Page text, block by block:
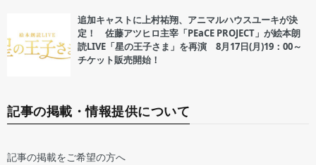
追加キャストに上村祐翔、アニマルハウスユーキが決
定！ 佐藤アツヒロ主宰「PEaCE PROJECT」が絵本朗
読LIVE「星の王子さま」を再演 8月17日(月)19：00～
チケット販売開始！
記事の掲載・情報提供について
記事の掲載をご希望の方へ